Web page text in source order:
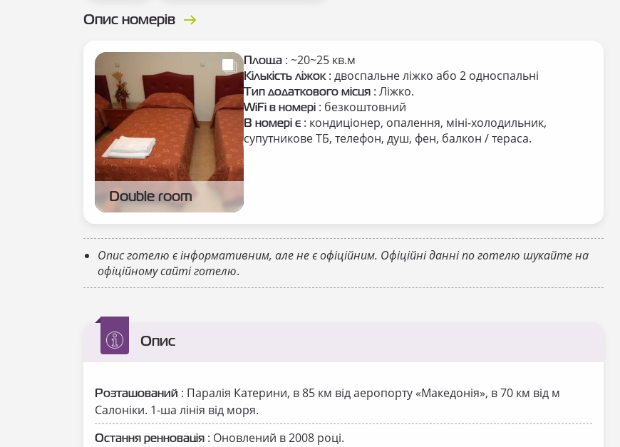
Опис номерів
Double room
Площа : ~20~25 кв.м
Кількість ліжок: двоспальне ліжко або 2 односпальні
Тип додаткового місця : Ліжко.
WiFi в номері : безкоштовний
В номері є : кондиціонер, опалення, міні-холодильник,
супутникове ТБ, телефон, душ, фен, балкон / тераса.
Опис готелю є інформативним, але не є офіційним. Офіційні данні по готелю шукайте на
офіційному сайті готелю.
Опис
Розташований : Паралія Катерини, в 85 км від аеропорту «Македонія», в 70 км від м
Салоніки. 1-ша лінія від моря.
Остання ренновація : Оновлений в2008 році.